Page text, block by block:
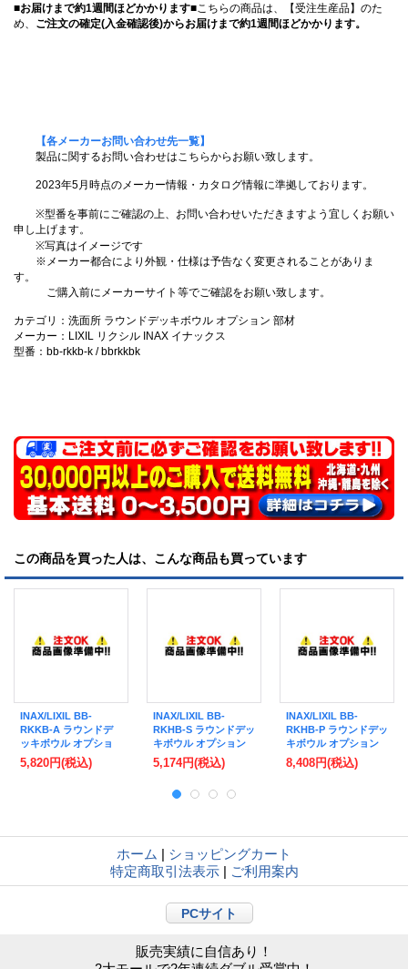
■お届けまで約1週間ほどかかります■ こちらの商品は、【受注生産品】のた
め、 ご注文の確定(入金確認後)からお届けまで約1週間ほどかかります。
【各メーカーお問い合わせ先一覧】
製品に関するお問い合わせはこちらからお願い致します。
2023年5月時点のメーカー情報・カタログ情報に準拠しております。
※型番を事前にご確認の上、お問い合わせいただきますよう宜しくお願い
申し上げます。
※写真はイメージです
※メーカー都合により外観・仕様は予告なく変更されることがありま
す。
ご購入前にメーカーサイト等でご確認をお願い致します。
カテゴリ：洗面所 ラウンドデッキボウル オプション 部材
メーカー：LIXIL リクシル INAX イナックス
型番：bb-rkkb-k / bbrkkbk
この商品を買った人は、こんな商品も買っています
INAX/LIXIL BB-
RKKB-A ラウンドデ
ッキボウル オプショ
ン 給水リフォームキ
ット 単水栓用 受注後3
5,820円(税込)
INAX/LIXIL BB-
RKHB-S ラウンドデッ
キボウル オプション
排水リフォームキット
床排水用 受注後3日
5,174円(税込)
INAX/LIXIL BB-
RKHB-P ラウンドデッ
キボウル オプション
排水リフォームキット
壁排水用 受注後3日
8,408円(税込)
ホーム | ショッピングカート
特定商取引法表示 | ご利用案内
PCサイト
販売実績に自信あり！